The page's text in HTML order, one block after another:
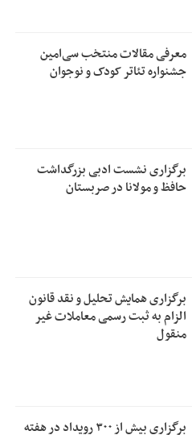
معرفی مقالات منتخب سی‌امین
جشنواره تئاتر کودک و نوجوان
برگزاری نشست ادبی بزرگداشت
حافظ و مولانا در صربستان
برگزاری همایش تحلیل و نقد قانون
الزام به ثبت رسمی معاملات غیر
منقول
برگزاری بیش از ۳۰۰ رویداد در هفته